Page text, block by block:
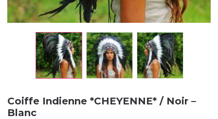
Coiffe Indienne *CHEYENNE* / Noir –
Blanc